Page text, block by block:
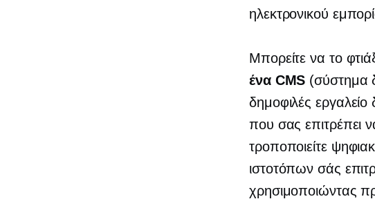
ηλεκτρονικού
Μπορείτε να το
ένα CMS (σύστημα
δημοφιλές εργαλείο
που σας επιτρέπει
τροποποιείτε
ιστοτόπων σάς
χρησιμοποιώντας